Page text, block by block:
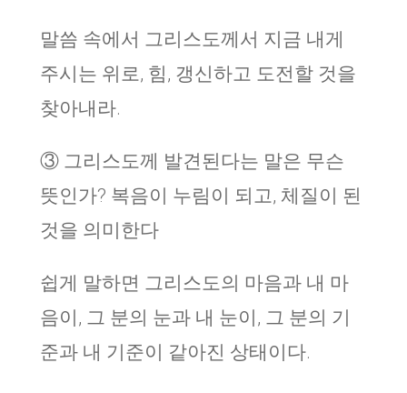
말씀 속에서 그리스도께서 지금 내게
주시는 위로, 힘, 갱신하고 도전할 것을
찾아내라.
③ 그리스도께 발견된다는 말은 무슨
뜻인가? 복음이 누림이 되고, 체질이 된
것을 의미한다
쉽게 말하면 그리스도의 마음과 내 마
음이, 그 분의 눈과 내 눈이, 그 분의 기
준과 내 기준이 같아진 상태이다.